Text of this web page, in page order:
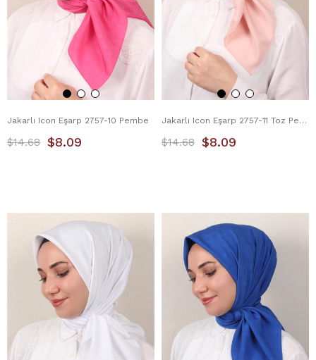
Jakarlı Icon Eşarp 2757-10 Pembe
$8.09
$14.68
Jakarlı Icon Eşarp 2757-11 Toz Pembe
$8.09
$14.68